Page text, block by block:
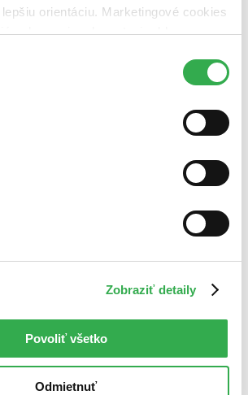
orientáciu. Marketingové cookies
zobrazenie relevantnej reklamy.
sme mohli používať všetky tieto
Zobraziť detaily
Povoliť všetko
Odmietnuť